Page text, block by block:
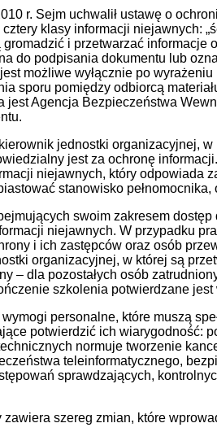
r. Sejm uchwalił ustawę o
klasy informacji niejawnych:
i przetwarzać
do podpisania dokumentu lub
możliwe wyłącznie po
sporu pomiędzy odbiorcą
jest Agencja Bezpieczeństwa
jednostki organizacyjnej,
jest za ochronę
niejawnych, który odpowiada
stanowisko
swoim zakresem
niejawnych. W przypadku
i ich zastępców oraz osób
organizacyjnej, w której są
– dla pozostałych osób
szkolenia potwierdzane
personalne, które muszą
potwierdzić ich wiarygodność:
normuje tworzenie
teleinformatycznego,
sprawdzających,
zawiera szereg zmian, które